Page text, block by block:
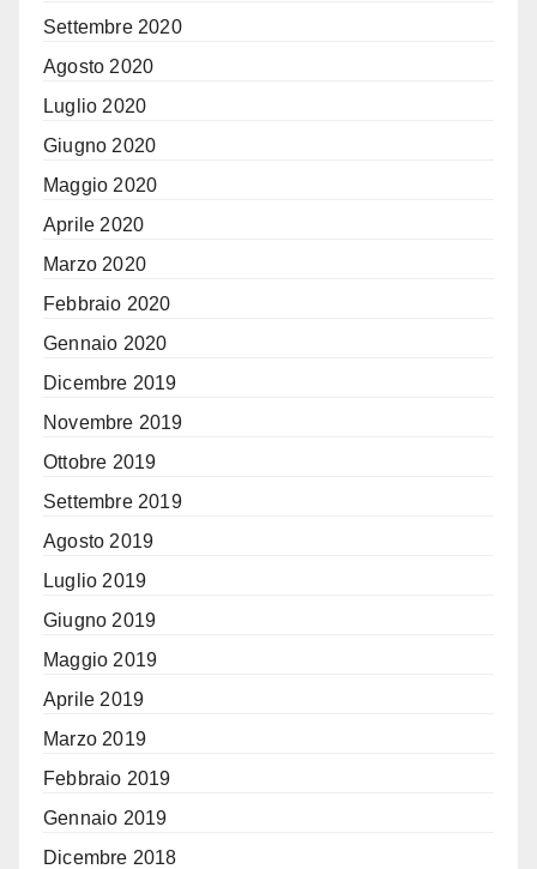
Settembre 2020
Agosto 2020
Luglio 2020
Giugno 2020
Maggio 2020
Aprile 2020
Marzo 2020
Febbraio 2020
Gennaio 2020
Dicembre 2019
Novembre 2019
Ottobre 2019
Settembre 2019
Agosto 2019
Luglio 2019
Giugno 2019
Maggio 2019
Aprile 2019
Marzo 2019
Febbraio 2019
Gennaio 2019
Dicembre 2018